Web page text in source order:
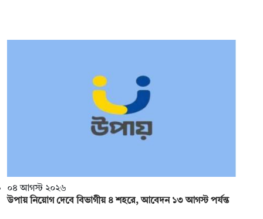
০৪ আগস্ট ২০২৬
উপায় নিয়োগ দেবে বিভাগীয় ৪ শহরে, আবেদন ১৩ আগস্ট পর্যন্ত